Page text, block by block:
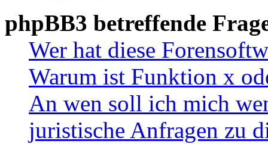
phpBB3 betreffende
Wer hat diese
Warum ist Funktion x
An wen soll ich mich
juristische Anfragen zu